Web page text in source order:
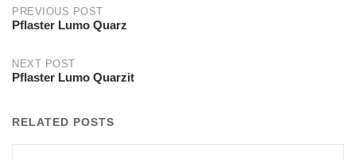
Post
PREVIOUS POST
Pflaster Lumo Quarz
NEXT POST
Pflaster Lumo Quarzit
RELATED POSTS